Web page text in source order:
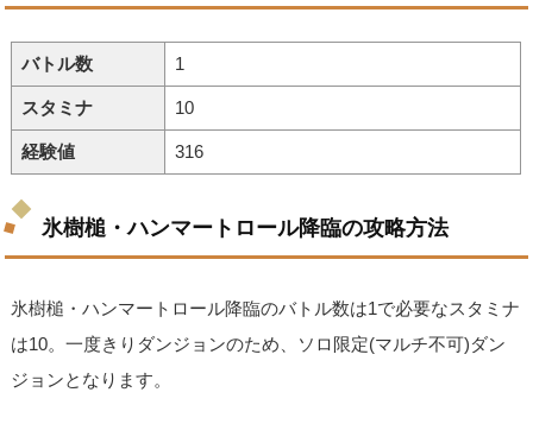
バトル数 1
スタミナ 10
経験値 316
氷樹槌・ハンマートロール降臨の攻略方法
氷樹槌・ハンマートロール降臨のバトル数は1で必要なスタミナ
は10。一度きりダンジョンのため、ソロ限定(マルチ不可)ダン
ジョンとなります。